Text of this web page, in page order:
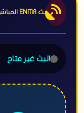
بث ENMA المباشر
البث غير متاح